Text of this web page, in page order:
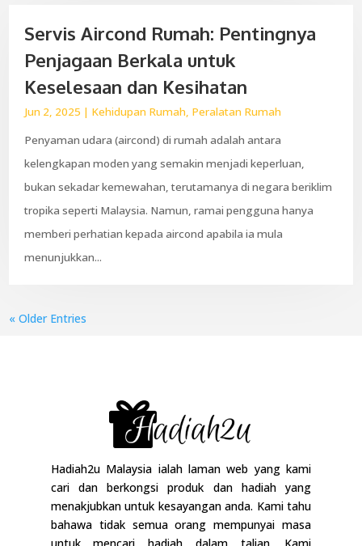
Servis Aircond Rumah: Pentingnya
Penjagaan Berkala untuk
Keselesaan dan Kesihatan
Jun 2, 2025 | Kehidupan Rumah Peralatan Rumah
Penyaman udara (aircond) di rumah adalah antara
kelengkapan moden yang semakin menjadi keperluan,
bukan sekadar kemewahan, terutamanya di negara beriklim
tropika seperti Malaysia. Namun, ramai pengguna hanya
memberi perhatian kepada aircond apabila ia mula
menunjukkan...
« Older Entries
Hadiah2u Malaysia ialah laman web yang kami
cari dan berkongsi produk dan hadiah yang
menakjubkan untuk kesayangan anda. Kami tahu
bahawa tidak semua orang mempunyai masa
untuk mencari hadiah dalam talian. Kami